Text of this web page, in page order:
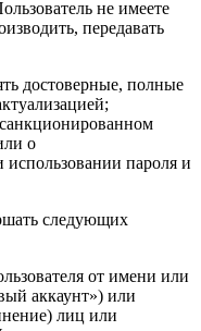
не имеете
передавать
достоверные, полные
о
пароля и
следующих
от имени или
аккаунт») или
лиц или